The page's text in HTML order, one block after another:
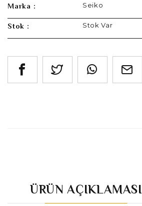
Marka : Seiko
Stok : Stok Var
ÜRÜN AÇIKLAMASI